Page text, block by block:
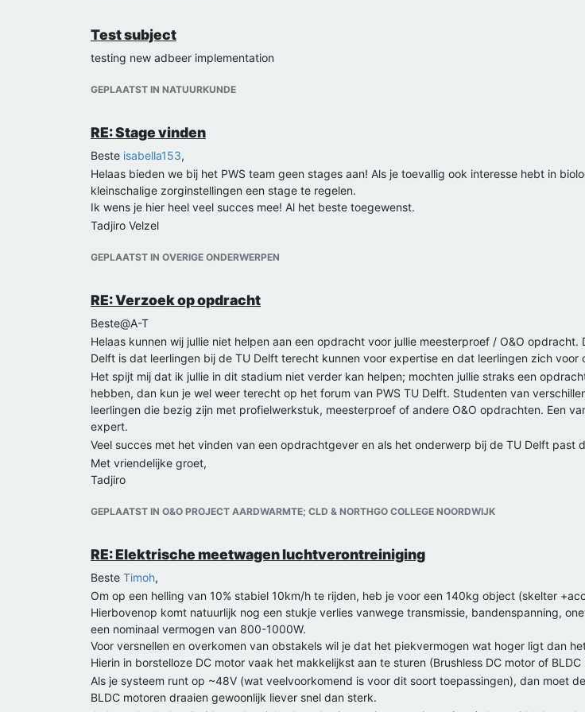
Test subject
testing new adbeer implementation
GEPLAATST IN NATUURKUNDE
RE: Stage vinden
Beste isabella153,
Helaas bieden we bij het PWS team geen stages aan! Als je toevallig ook interesse hebt in
kleinschalige zorginstellingen een stage te regelen.
Ik wens je hier heel veel succes mee! Al het beste toegewenst.
Tadjiro Velzel
GEPLAATST IN OVERIGE ONDERWERPEN
RE: Verzoek op opdracht
Beste@A-T
Helaas kunnen wij jullie niet helpen aan een opdracht voor jullie meesterproef / O&O
Delft is dat leerlingen bij de TU Delft terecht kunnen voor expertise en dat leerlingen zich
Het spijt mij dat ik jullie in dit stadium niet verder kan helpen; mochten jullie straks een
hebben, dan kun je wel weer terecht op het forum van PWS TU Delft. Studenten van
leerlingen die bezig zijn met profielwerkstuk, meesterproef of andere O&O opdrachten. Een
expert.
Veel succes met het vinden van een opdrachtgever en als het onderwerp bij de TU Delft
Met vriendelijke groet,
Tadjiro
GEPLAATST IN O&O PROJECT AARDWARMTE; CLD & NORTHGO COLLEGE NOORDWIJK
RE: Elektrische meetwagen luchtverontreiniging
Beste Timoh,
Om op een helling van 10% stabiel 10km/h te rijden, heb je voor een 140kg object (skelter
Hierbovenop komt natuurlijk nog een stukje verlies vanwege transmissie, bandenspanning,
een nominaal vermogen van 800-1000W.
Voor versnellen en overkomen van obstakels wil je dat het piekvermogen wat hoger ligt dan
Hierin in borstelloze DC motor vaak het makkelijkst aan te sturen (Brushless DC motor of BLDC
Als je systeem runt op ~48V (wat veelvoorkomend is voor dit soort toepassingen), dan moet
BLDC motoren draaien gewoonlijk liever snel dan sterk.